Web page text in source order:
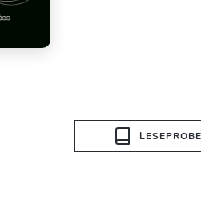
LESEPROBE